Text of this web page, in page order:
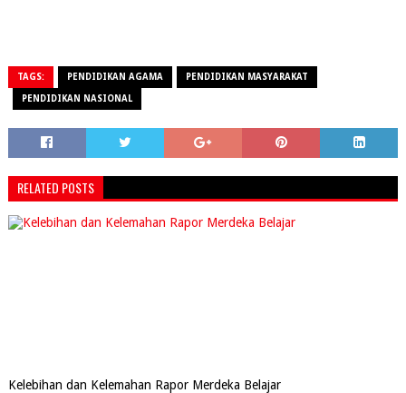
TAGS: PENDIDIKAN AGAMA PENDIDIKAN MASYARAKAT
PENDIDIKAN NASIONAL
RELATED POSTS
Kelebihan dan Kelemahan Rapor Merdeka Belajar